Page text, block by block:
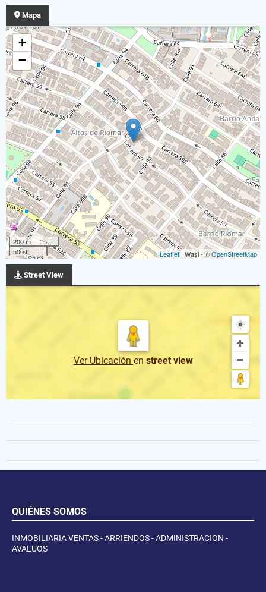
Mapa
+
−
200 m
500 ft
Leaflet| Wasi - ©OpenStreetMap
Street View
Ver Ubicación en street view
QUIÉNES SOMOS
INMOBILIARIA VENTAS - ARRIENDOS - ADMINISTRACION -
AVALUOS